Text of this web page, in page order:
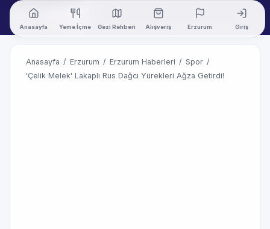
Anasayfa Yeme İçme Gezi Rehberi Alışveriş Erzurum Giriş
Anasayfa / Erzurum / Erzurum Haberleri / Spor /
'Çelik Melek' Lakaplı Rus Dağcı Yürekleri Ağza Getirdi!